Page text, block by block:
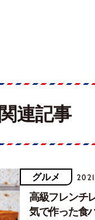
関連記事
グルメ
高級フレンチ
気で作った食